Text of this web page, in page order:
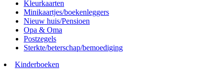
Kleurkaarten
Minikaartjes/boekenleggers
Nieuw huis/Pensioen
Opa & Oma
Postzegels
Sterkte/beterschap/bemoediging
Kinderboeken